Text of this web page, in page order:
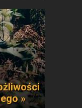
»